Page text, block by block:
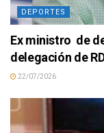
DEPORTES
Ex ministro de
delegación de
22/07/2026